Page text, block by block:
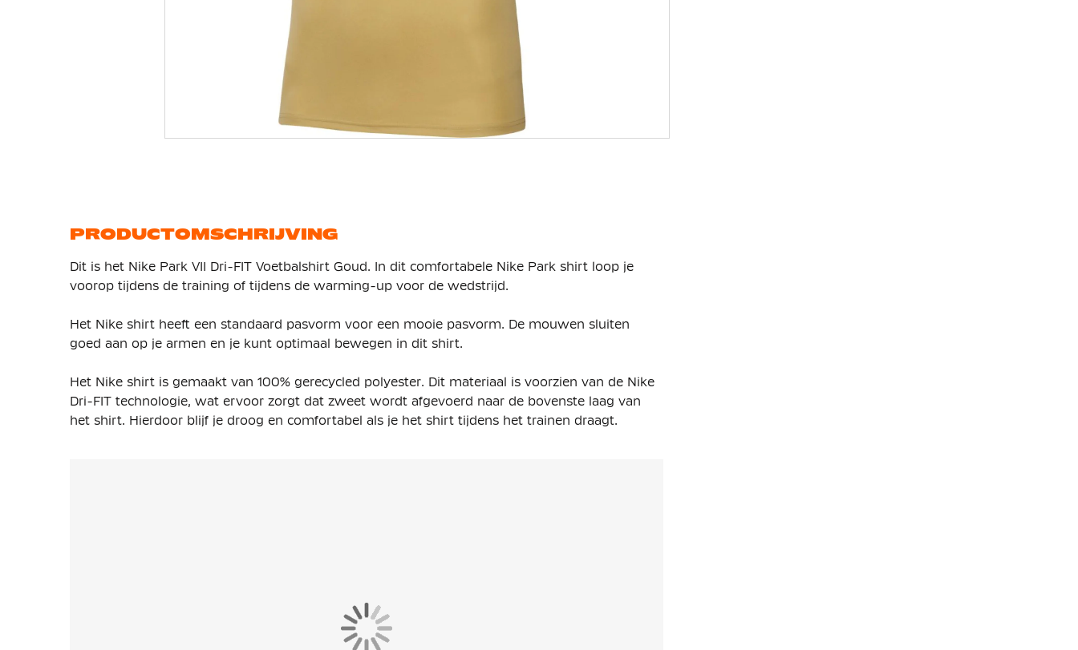
gallerij
PRODUCTOMSCHRIJVING
Dit is het Nike Park VII Dri-FIT Voetbalshirt Goud. In dit comfortabele Nike Park shirt loop je
voorop tijdens de training of tijdens de warming-up voor de wedstrijd.
Het Nike shirt heeft een standaard pasvorm voor een mooie pasvorm. De mouwen sluiten
goed aan op je armen en je kunt optimaal bewegen in dit shirt.
Het Nike shirt is gemaakt van 100% gerecycled polyester. Dit materiaal is voorzien van de Nike
Dri-FIT technologie, wat ervoor zorgt dat zweet wordt afgevoerd naar de bovenste laag van
het shirt. Hierdoor blijf je droog en comfortabel als je het shirt tijdens het trainen draagt.